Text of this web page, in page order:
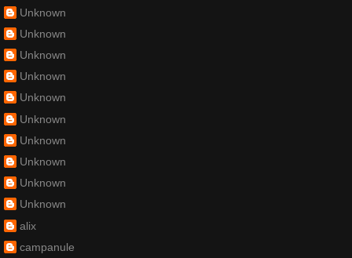
Unknown
Unknown
Unknown
Unknown
Unknown
Unknown
Unknown
Unknown
Unknown
Unknown
alix
campanule